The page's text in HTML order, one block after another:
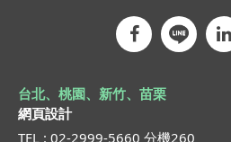
台北、桃園、新竹、苗栗
網頁設計
TEL : 02-2999-5660 分機260